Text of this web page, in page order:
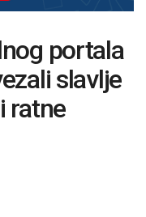
portala
slavlje
ratne